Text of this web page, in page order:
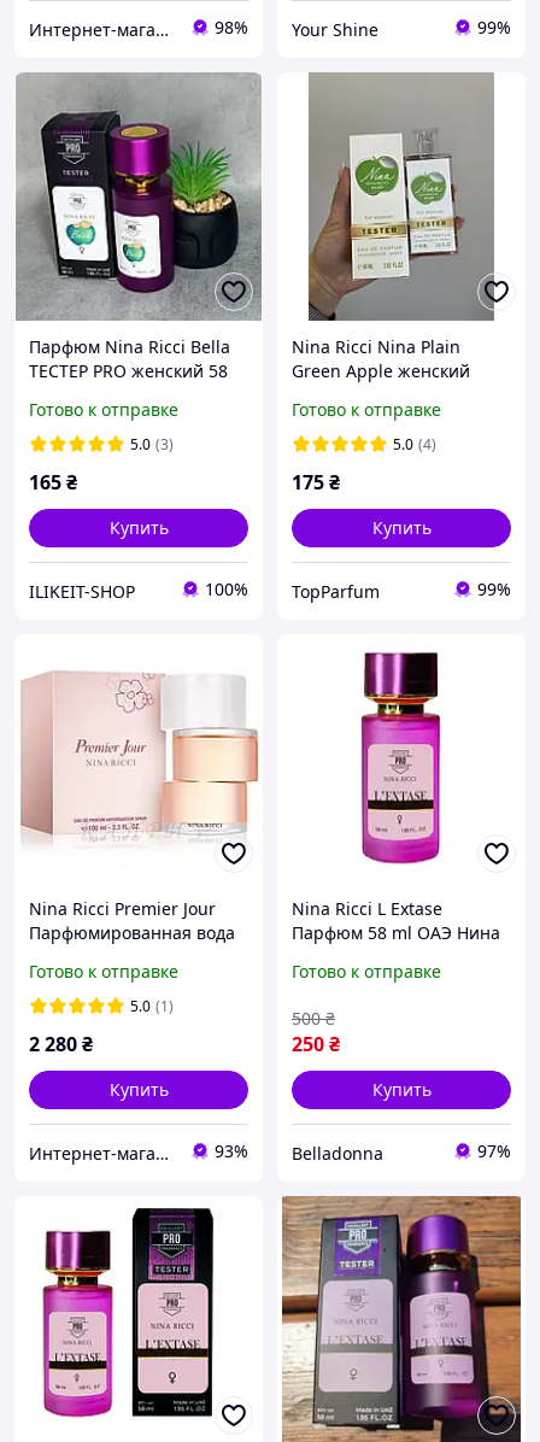
Интернет-магазин "Optparfum" 98% Your Shine 99%
Парфюм Nina Ricci Bella
ТЕСТЕР PRO женский 58
Готово к отправке
5.0 (3)
165₴
Купить
ILIKEIT-SHOP 100%
Nina Ricci Nina Plain
Green Apple женский
60мл
Готово к отправке
5.0 (4)
175₴
Купить
TopParfum 99%
Nina Ricci Premier Jour
Парфюмированная вода
Готово к отправке
5.0 (1)
2 280₴
Купить
Интернет-магазин Абрикос.com.ua 93%
Nina Ricci L Extase
Парфюм 58 ml ОАЭ Нина
Л Экстаз Лэкстаз Лекстазе
Готово к отправке
250₴
500 ₴
Купить
Belladonna 97%